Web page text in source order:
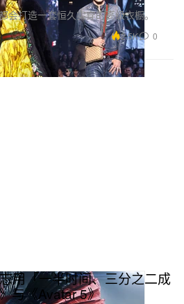
会打造一套恒久实穿的高级衣橱。
2.5K 0
用「一半时间、三分之二成
与《Avatar 5》